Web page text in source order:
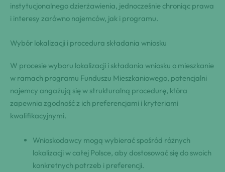
instytucjonalnego dzierżawienia, jednocześnie chroniąc prawa
i interesy zarówno najemców, jak i programu.
Wybór lokalizacji i procedura składania wniosku
W procesie wyboru lokalizacji i składania wniosku o mieszkanie
w ramach programu Funduszu Mieszkaniowego, potencjalni
najemcy angażują się w strukturalną procedurę, która
zapewnia zgodność z ich preferencjami i kryteriami
kwalifikacyjnymi.
Wnioskodawcy mogą wybierać spośród różnych
lokalizacji w całej Polsce, aby dostosować się do swoich
konkretnych potrzeb i preferencji.